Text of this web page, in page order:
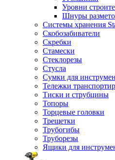
Уровни
Шнуры
Системы хранения
Скобозабиватели
Скребки
Стамески
Стеклорезы
Стусла
Сумки для
Тележки
Тиски и струбцины
Топоры
Торцевые головки
Трещетки
Трубогибы
Труборезы
Ящики для